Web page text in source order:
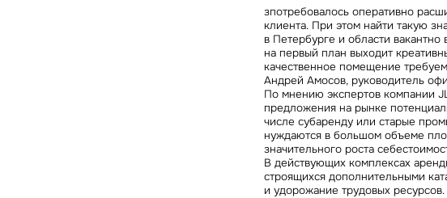
зпотребовалось оперативно
клиента. При этом найти такую
в Петербурге и области вакантно
на первый план выходит
качественное помещение
Андрей Амосов, руководитель
По мнению экспертов компании
предложения на рынке
числе субаренду или старые
нуждаются в большом объеме
значительного роста
В действующих комплексах
строящихся дополнительными
и удорожание трудовых ресурсов.